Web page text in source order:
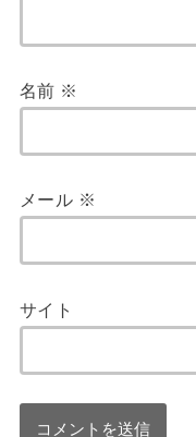
名前 ※
メール ※
サイト